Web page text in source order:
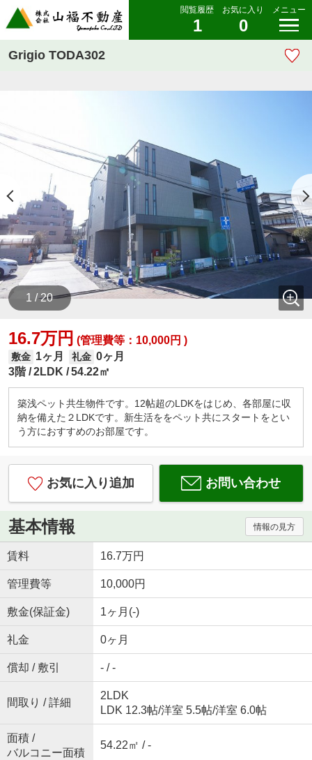
閲覧履歴
1
お気に入り
0
メニュー
Grigio TODA302
1 / 20
16.7万円 (管理費等：10,000円 )
敷金 1ヶ月 礼金 0ヶ月
3階 2LDK 54.22㎡
築浅ペット共生物件です。12帖超のLDKをはじめ、各部屋に収
納を備えた２LDKです。新生活ををペット共にスタートをとい
う方におすすめのお部屋です。
お気に入り追加 お問い合わせ
基本情報 情報の見方
賃料 16.7万円
管理費等 10,000円
敷金(保証金) 1ヶ月(-)
礼金 0ヶ月
償却 / 敷引 - / -
間取り / 詳細
2LDK
LDK 12.3帖/洋室 5.5帖/洋室 6.0帖
面積 /
バルコニー面積
54.22㎡ / -